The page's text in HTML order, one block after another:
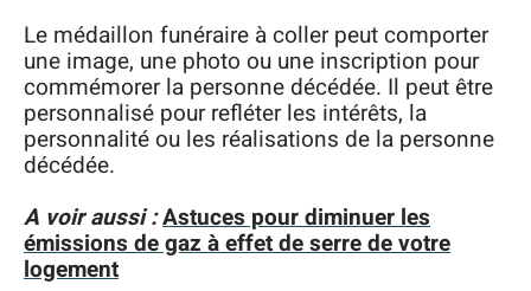
Le médaillon funéraire à coller peut comporter
une image, une photo ou une inscription pour
commémorer la personne décédée. Il peut être
personnalisé pour refléter les intérêts, la
personnalité ou les réalisations de la personne
décédée.
A voir aussi :Astuces pour diminuer les
émissions de gaz à effet de serre de votre
logement